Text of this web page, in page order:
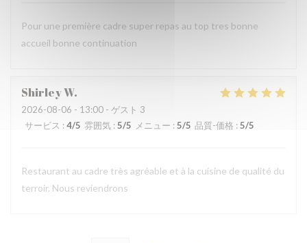
Pour une première cadre super repas au top tres bonne
accueil bonne continuation
ShirleyW
2026-08-06 - 13:00 - ゲスト 3
サービス :4/5 雰囲気 : 5/5 メニュー : 5/5 品質-価格 : 5/5
Restaurant au cadre très agréable et à la cuisine de qualité du
terroir. Nous reviendrons